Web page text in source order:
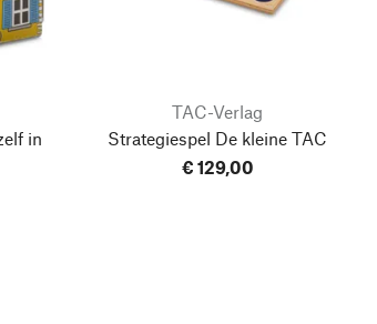
in
TAC-Verlag
Strategiespel De kleine TAC
€ 129,00